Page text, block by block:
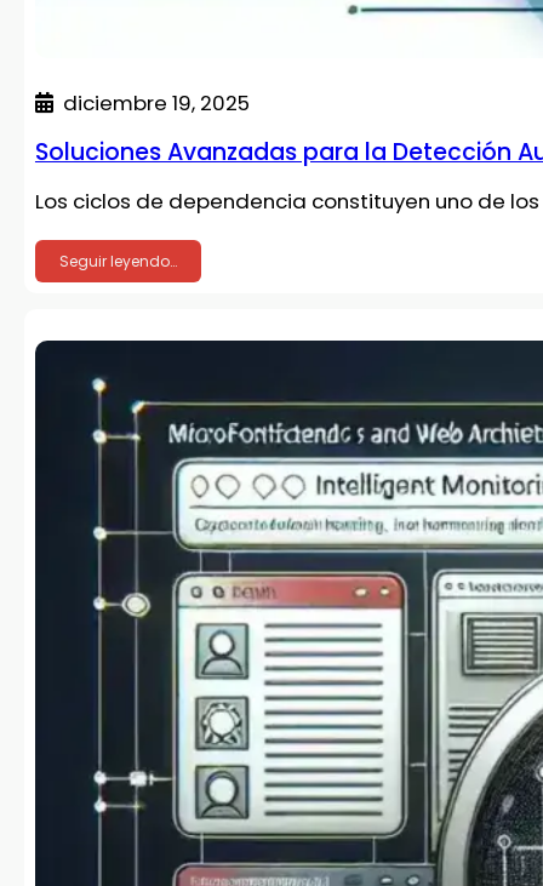
diciembre 19, 2025
Soluciones Avanzadas para la Detección
Los ciclos de dependencia constituyen uno de
Seguir leyendo…